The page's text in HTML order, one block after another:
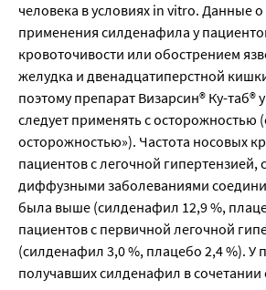
человека в условиях in vitro. Данные
применения силденафила у
кровоточивости или обострением
желудка и двенадцатиперстной
поэтому препарат Визарсин® Ку-таб®
следует применять с осторожностью
осторожностью»). Частота носовых
пациентов с легочной гипертензией,
диффузными заболеваниями
была выше (силденафил 12,9 %,
пациентов с первичной легочной
(силденафил 3,0 %, плацебо 2,4 %). У
получавших силденафил в сочетании